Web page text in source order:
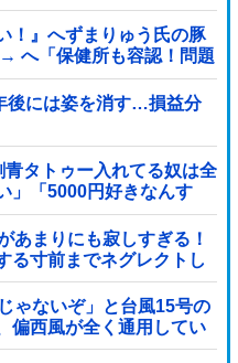
！』へずまりゅう氏の豚
ｗｗｗｗ
後には姿を消す…損益分
タトゥー入れてる奴は全
」「5000円好きなんす
あまりにも寂しすぎる！
る寸前までネグレクトし
ゃないぞ」と台風15号の
偏西風が全く通用してい